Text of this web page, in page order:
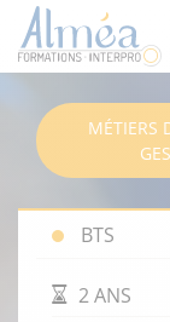
MÉTIERS
BTS
DURÉE
2 ANS